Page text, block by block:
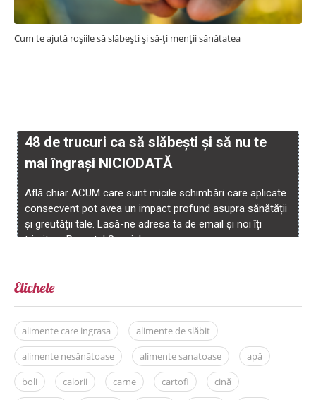
Cum te ajută roșiile să slăbești și să-ți menții sănătatea
Etichete
alimente care ingrasa
alimente de slăbit
alimente nesănătoase
alimente sanatoase
apă
boli
calorii carne cartofi
cină